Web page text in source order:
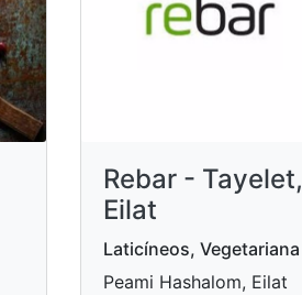
Rebar - Tayelet,
Eilat
Laticíneos, Vegetariana
Peami Hashalom, Eilat